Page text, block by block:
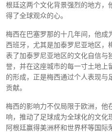
根廷这两个文化背景强烈的地方，
得了全球观众的心。
梅西在巴塞罗那的十几年间，他成
西班牙，尤其是加泰罗尼亚地区，
表了加泰罗尼亚地区的文化自信
誉，并在这座城市的每一寸土地上
的形成，正是梅西通过个人表现与
贡献。
梅西的影响力不仅局限于欧洲，他
响，推动了足球成为全球化的文化
阿根廷赢得美洲杯和世界杯等国